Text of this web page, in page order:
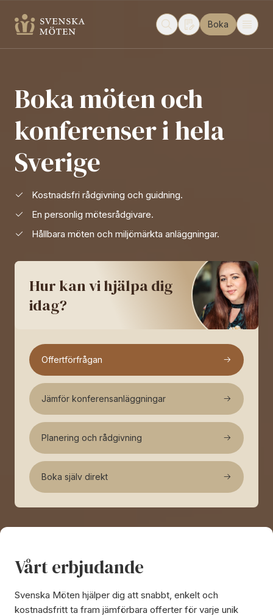
Boka
Boka möten och
konferenser i hela
Sverige
Kostnadsfri rådgivning och guidning.
En personlig mötesrådgivare.
Hållbara möten och miljömärkta anläggningar.
Hur kan vi hjälpa dig
idag?
Offertförfrågan
Jämför konferensanläggningar
Planering och rådgivning
Boka själv direkt
Vårt erbjudande
Svenska Möten hjälper dig att snabbt, enkelt och
kostnadsfritt ta fram jämförbara offerter för varje unik